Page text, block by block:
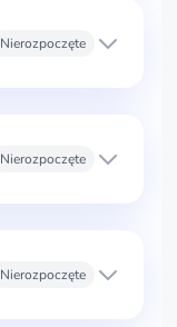
Nierozpoczęte
Nierozpoczęte
Nierozpoczęte